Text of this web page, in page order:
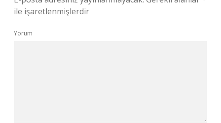
ile işaretlenmişlerdir
Yorum